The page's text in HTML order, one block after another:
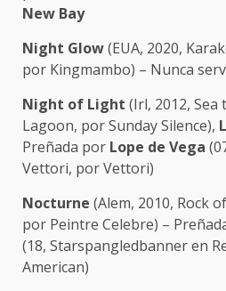
New Bay
Night Glow(EUA, 2020,
por Kingmambo) – Nunca
Night of Light (Irl, 2012, Sea
Lagoon, por Sunday Silence),
Preñada por Lope de Vega
Vettori, por Vettori)
Nocturne (Alem, 2010, Rock
por Peintre Celebre) –
(18, Starspangledbanner en
American)